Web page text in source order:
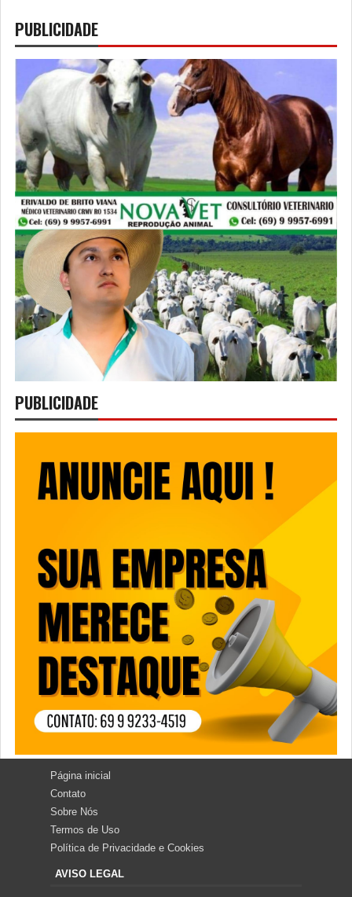
PUBLICIDADE
PUBLICIDADE
Página inicial
Contato
Sobre Nós
Termos de Uso
Política de Privacidade e Cookies
AVISO LEGAL